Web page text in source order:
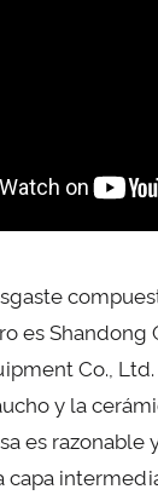
es Shandong
Co.,
y la
es razonable
capa